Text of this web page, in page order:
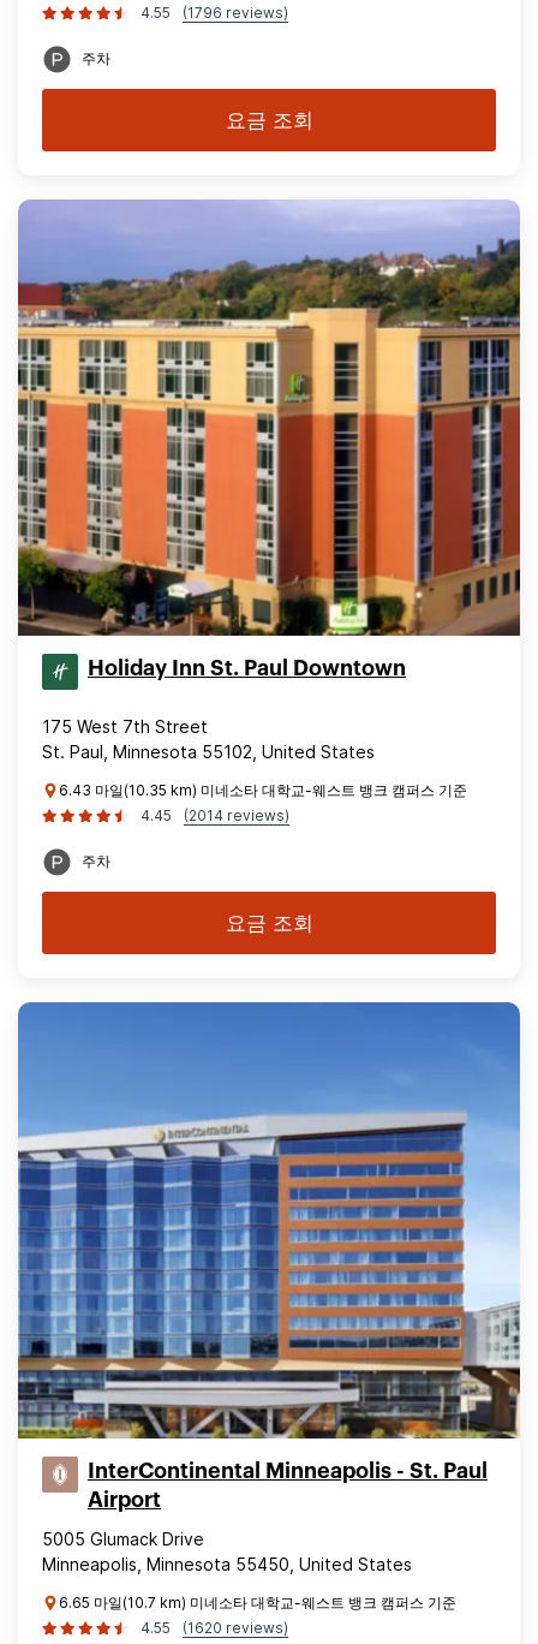
4.55 (1796 reviews)
주차
요금 조회
Holiday Inn St. Paul Downtown
175 West 7th Street
St. Paul, Minnesota 55102, United States
6.43 마일(10.35 km) 미네소타 대학교-웨스트 뱅크 캠퍼스 기준
4.45
(2014 reviews)
주차
요금 조회
InterContinental Minneapolis - St. Paul
Airport
5005 Glumack Drive
Minneapolis, Minnesota 55450, United States
6.65 마일(10.7 km) 미네소타 대학교-웨스트 뱅크 캠퍼스 기준
4.55
(1620 reviews)